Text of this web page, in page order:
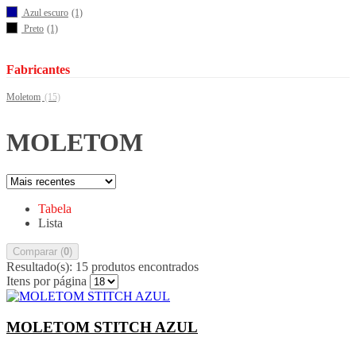
Azul escuro (1)
Preto (1)
Fabricantes
Moletom (15)
MOLETOM
Tabela
Lista
Comparar (0)
Resultado(s): 15 produtos encontrados
Itens por página
MOLETOM STITCH AZUL